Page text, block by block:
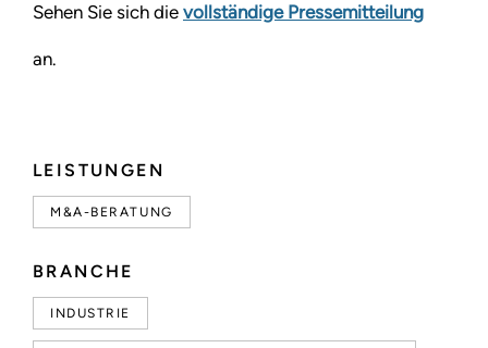
LEISTUNGEN
M&A-BERATUNG
BRANCHE
INDUSTRIE
Sehen Sie sich die vollständige Pressemitteilung
an.